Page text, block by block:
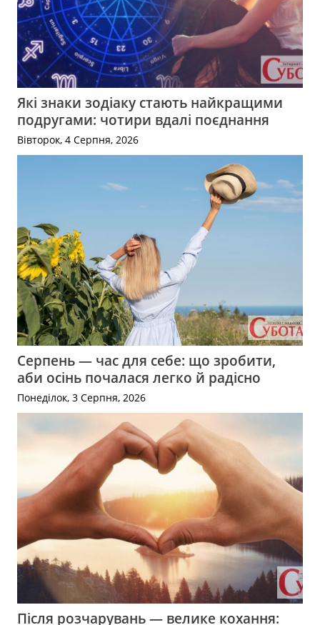
Які знаки зодіаку стають найкращими
подругами: чотири вдалі поєднання
Вівторок, 4 Серпня, 2026
Серпень — час для себе: що зробити,
аби осінь почалася легко й радісно
Понеділок, 3 Серпня, 2026
Після розчарувань — велике кохання: